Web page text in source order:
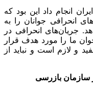
انجام داد این بود که
انحرافی جوانان را به
جریان‌های انحرافی در
ما را مورد هدف قرار
و لازم است و نباید از
سازمان بازرسی